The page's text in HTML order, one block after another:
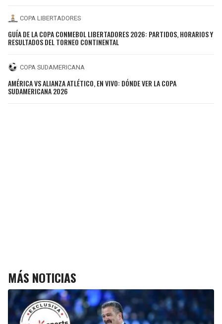
COPA LIBERTADORES
GUÍA DE LA COPA CONMEBOL LIBERTADORES 2026: PARTIDOS, HORARIOS Y
RESULTADOS DEL TORNEO CONTINENTAL
COPA SUDAMERICANA
AMÉRICA VS ALIANZA ATLÉTICO, EN VIVO: DÓNDE VER LA COPA
SUDAMERICANA 2026
MÁS NOTICIAS